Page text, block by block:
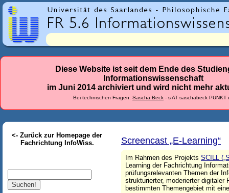
r
l
a
n
-
h
r
Diese Website ist seit dem Ende des
Informationswissenschaft
im Juni 2014 archiviert und wird nicht mehr
Bei technischen Fragen: Sascha Beck - s AT saschabeck PUNKT
<- Zurück zur Homepage der
Fachrichtung InfoWiss.
Screencast „E-Learning“
Im Rahmen des Projekts SCILL
Learning der Fachrichtung
prüfungsrelevanten Themen der
strukturierter, moderierter digitaler
bestimmten Themengebiet mit